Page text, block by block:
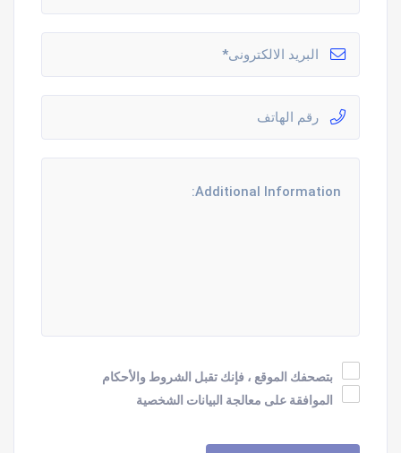
بتصحفك الموقع ، فإنك تقبل الشروط والأحكام
الموافقة على معالجة البيانات الشخصية